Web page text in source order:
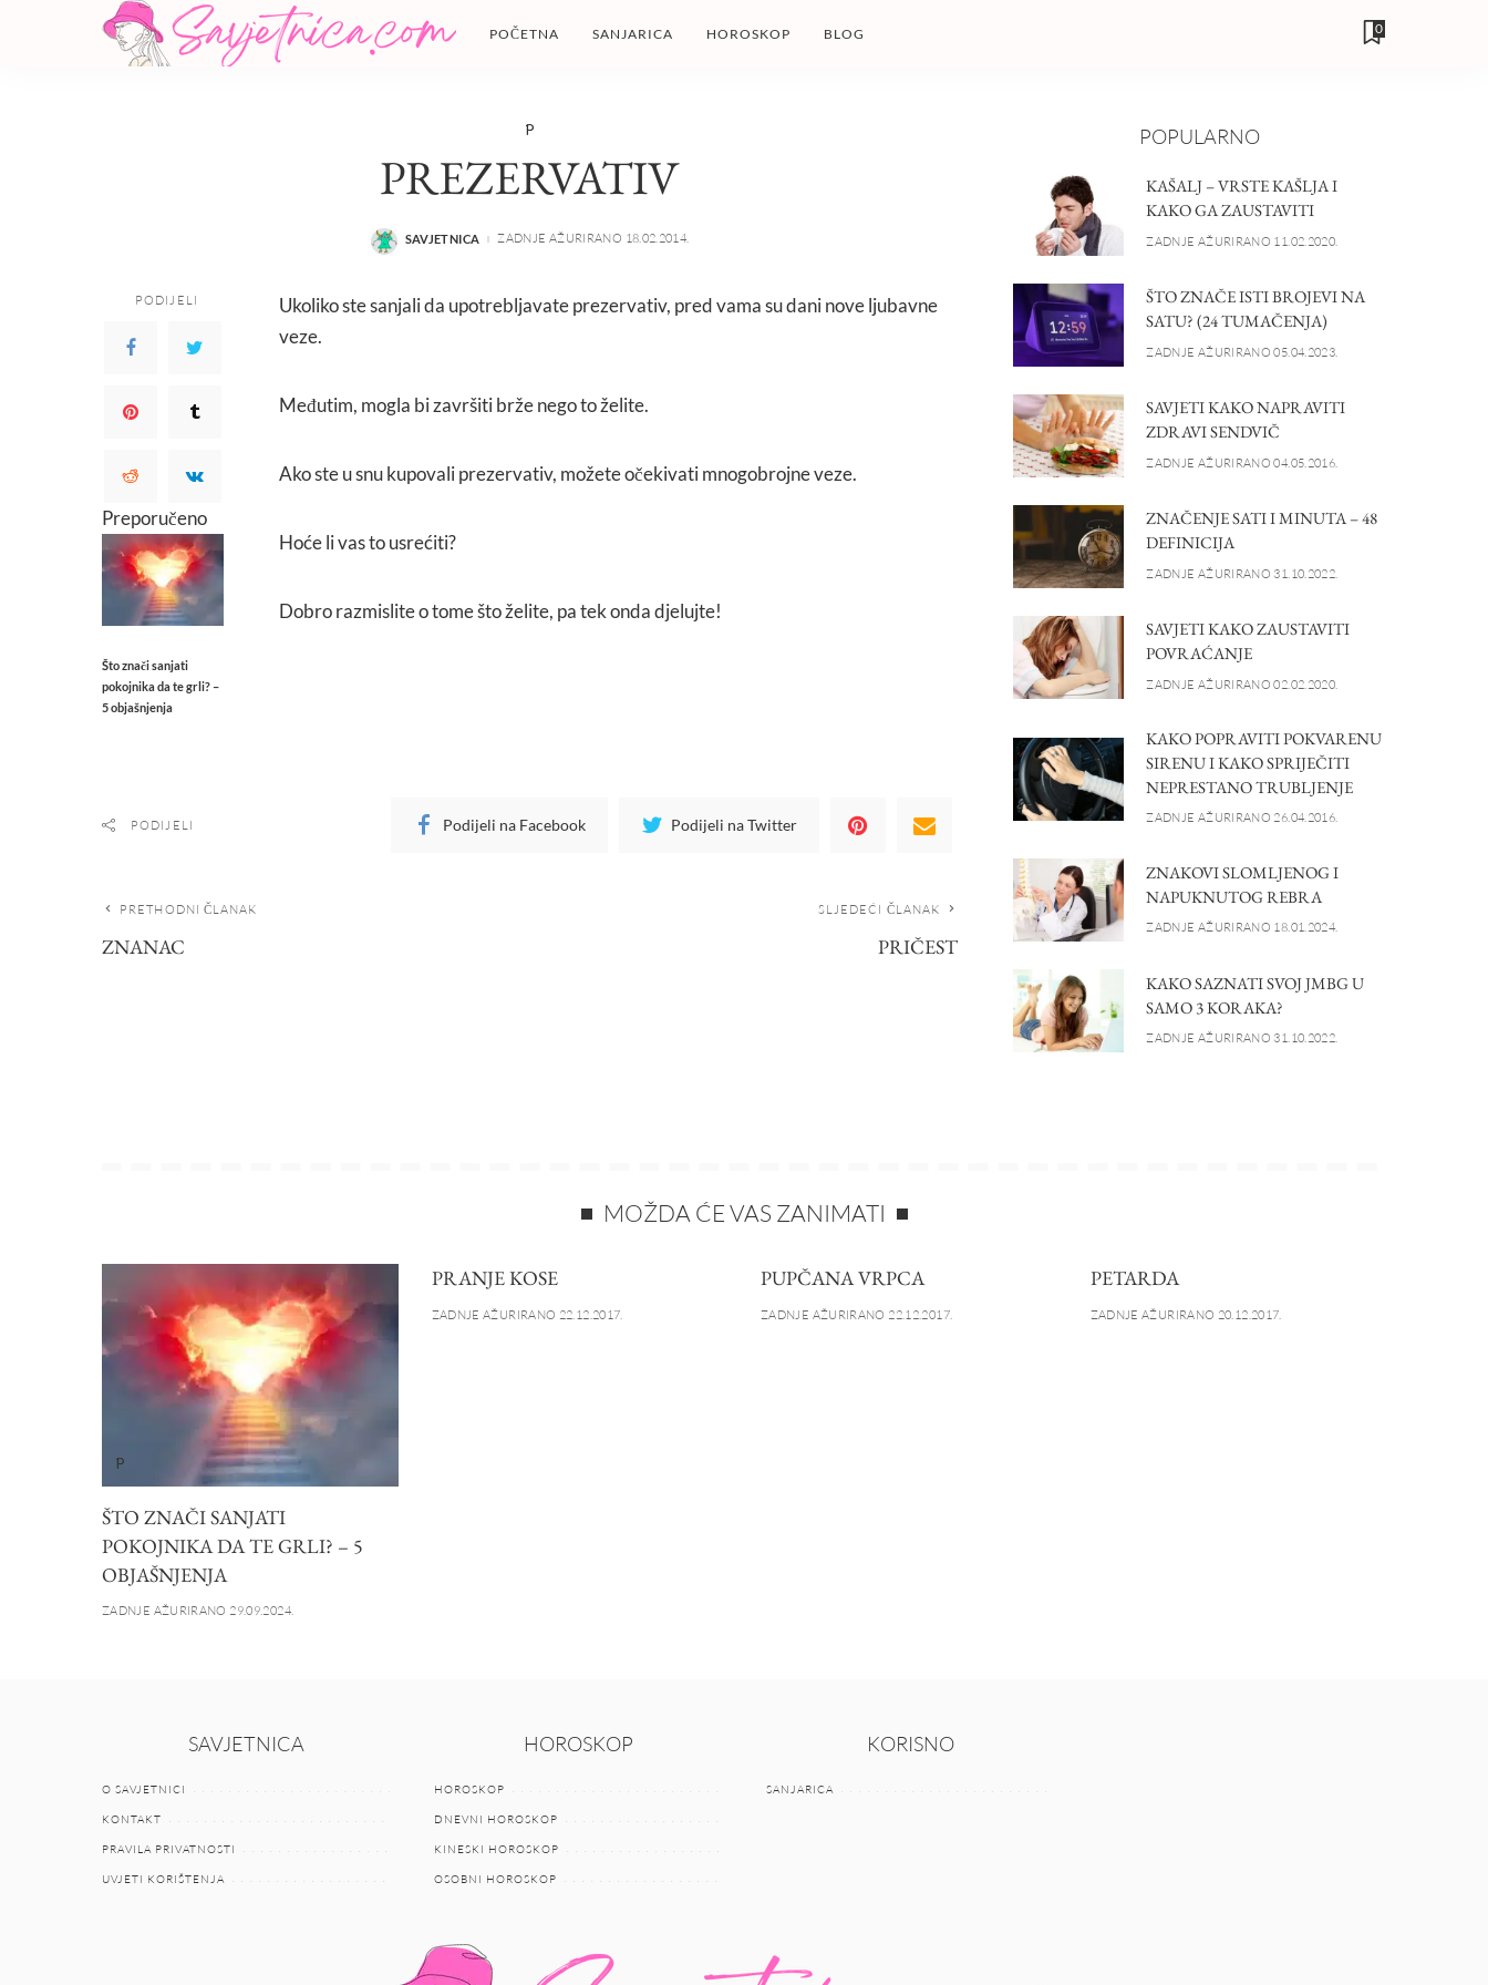
POČETNA SANJARICA HOROSKOP BLOG 0
P
PREZERVATIV
POSTED
SAVJETNICA ZADNJE AŽURIRANO 18.02.2014.
PODIJELI
Preporučeno
Što znači sanjati
pokojnika da te grli? –
5 objašnjenja
Ukoliko ste sanjali da upotrebljavate prezervativ, pred vama su dani nove ljubavne
veze.
Međutim, mogla bi završiti brže nego to želite.
Ako ste u snu kupovali prezervativ, možete očekivati mnogobrojne veze.
Hoće li vas to usrećiti?
Dobro razmislite o tome što želite, pa tek onda djelujte!
PODIJELI Podijeli na Facebook Podijeli na Twitter
PRETHODNI ČLANAK
ZNANAC
SLJEDEĆI ČLANAK
PRIČEST
POPULARNO
KAŠALJ – VRSTE KAŠLJA I
KAKO GA ZAUSTAVITI
ZADNJE AŽURIRANO 11.02.2020.
ŠTO ZNAČE ISTI BROJEVI NA
SATU? (24 TUMAČENJA)
ZADNJE AŽURIRANO 05.04.2023.
SAVJETI KAKO NAPRAVITI
ZDRAVI SENDVIČ
ZADNJE AŽURIRANO 04.05.2016.
ZNAČENJE SATI I MINUTA – 48
DEFINICIJA
ZADNJE AŽURIRANO 31.10.2022.
SAVJETI KAKO ZAUSTAVITI
POVRAĆANJE
ZADNJE AŽURIRANO 02.02.2020.
KAKO POPRAVITI POKVARENU
SIRENU I KAKO SPRIJEČITI
NEPRESTANO TRUBLJENJE
ZADNJE AŽURIRANO 26.04.2016.
ZNAKOVI SLOMLJENOG I
NAPUKNUTOG REBRA
ZADNJE AŽURIRANO 18.01.2024.
KAKO SAZNATI SVOJ JMBG U
SAMO 3 KORAKA?
ZADNJE AŽURIRANO 31.10.2022.
MOŽDA ĆE VAS ZANIMATI
P
ŠTO ZNAČI SANJATI
POKOJNIKA DA TE GRLI? – 5
OBJAŠNJENJA
ZADNJE AŽURIRANO 29.09.2024.
PRANJE KOSE
ZADNJE AŽURIRANO 22.12.2017.
PUPČANA VRPCA
ZADNJE AŽURIRANO 22.12.2017.
PETARDA
ZADNJE AŽURIRANO 20.12.2017.
SAVJETNICA
O SAVJETNICI
KONTAKT
PRAVILA PRIVATNOSTI
UVJETI KORIŠTENJA
HOROSKOP
HOROSKOP
DNEVNI HOROSKOP
KINESKI HOROSKOP
OSOBNI HOROSKOP
KORISNO
SANJARICA